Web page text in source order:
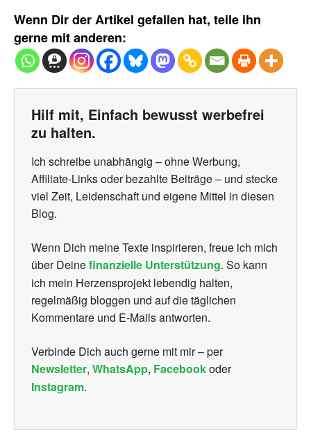
Wenn Dir der Artikel gefallen hat, teile ihn
gerne mit anderen:
Hilf mit, Einfach bewusst werbefrei
zu halten.
Ich schreibe unabhängig – ohne Werbung,
Affiliate-Links oder bezahlte Beiträge – und stecke
viel Zeit, Leidenschaft und eigene Mittel in diesen
Blog.
Wenn Dich meine Texte inspirieren, freue ich mich
über Deinefinanzielle Unterstützung. So kann
ich mein Herzensprojekt lebendig halten,
regelmäßig bloggen und auf die täglichen
Kommentare und E-Mails antworten.
Verbinde Dich auch gerne mit mir – per
Newsletter, WhatsApp, Facebookoder
Instagram.